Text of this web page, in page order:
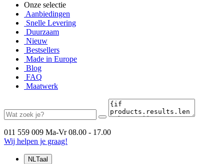
Onze selectie
Aanbiedingen
Snelle Levering
Duurzaam
Nieuw
Bestsellers
Made in Europe
Blog
FAQ
Maatwerk
011 559 009 Ma-Vr 08.00 - 17.00
Wij helpen je graag!
NLTaal